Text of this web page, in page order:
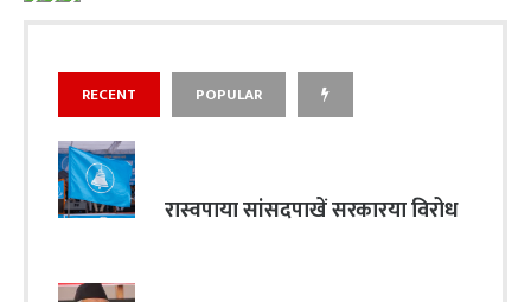
RECENT POPULAR
रास्वपाया सांसदपाखें सरकारया विरोध